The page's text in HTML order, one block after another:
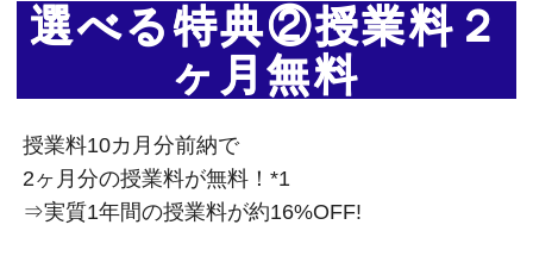
選べる特典②授業料２
ヶ月無料
授業料10カ月分前納で
2ヶ月分の授業料が無料！*1
⇒実質1年間の授業料が約16%OFF!